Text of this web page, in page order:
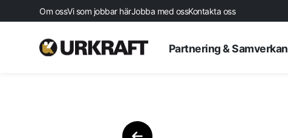
Om ossVi som jobbar härJobba med ossKontakta oss
Partnering & Samverkan